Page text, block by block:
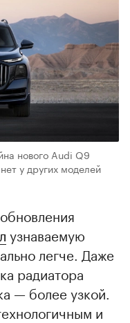
нового Audi Q9
у других моделей
узнаваемую
легче. Даже
радиатора
— более узкой.
и